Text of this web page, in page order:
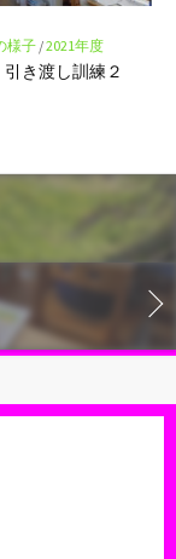
様子/2021年度
き渡し訓練２